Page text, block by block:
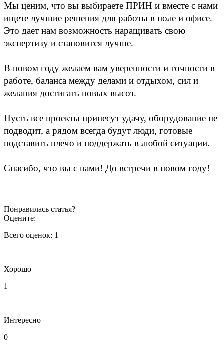
Мы ценим, что вы выбираете ПРИН и вместе с нами
ищете лучшие решения для работы в поле и офисе.
Это дает нам возможность наращивать свою
экспертизу и становится лучше.
В новом году желаем вам уверенности и точности в
работе, баланса между делами и отдыхом, сил и
желания достигать новых высот.
Пусть все проекты принесут удачу, оборудование не
подводит, а рядом всегда будут люди, готовые
подставить плечо и поддержать в любой ситуации.
Спасибо, что вы с нами! До встречи в новом году!
Понравилась статья?
Оцените:
Всего оценок: 1
Хорошо
1
Интересно
0